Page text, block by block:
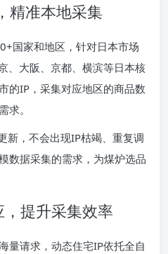
精准本地采集
国家和地区，针对日本市场
、大阪、京都、横滨等日本核
的IP，采集对应地区的商品数
求。
新，不会出现IP枯竭、重复调
数据采集的需求，为煤炉选品
提升采集效率
量请求，动态住宅IP依托全自